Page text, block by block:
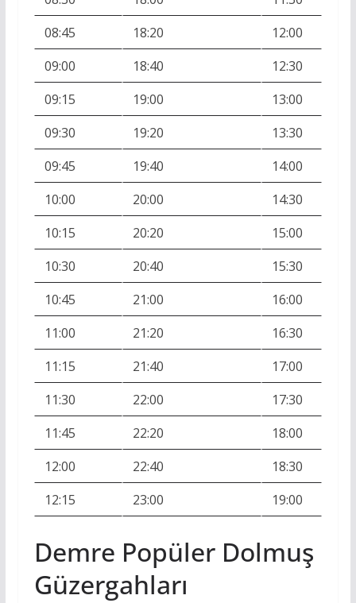
08:45
18:20
12:00
09:00
18:40
12:30
09:15
19:00
13:00
09:30
19:20
13:30
09:45
19:40
14:00
10:00
20:00
14:30
10:15
20:20
15:00
10:30
20:40
15:30
10:45
21:00
16:00
11:00
21:20
16:30
11:15
21:40
17:00
11:30
22:00
17:30
11:45
22:20
18:00
12:00
22:40
18:30
12:15
23:00 19:00
Demre Popüler Dolmuş
Güzergahları